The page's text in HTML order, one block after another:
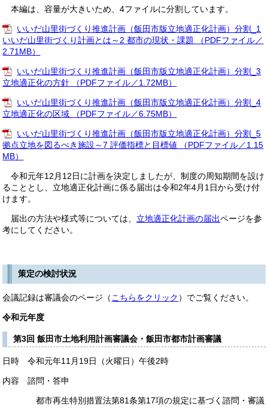
本編は、容量が大きいため、4ファイルに分割しています。
いいだ山里街づくり推進計画（飯田市版立地適正化計画）分割_1
いいだ山里街づくり計画とは～2 都市の現状・課題 （PDFファイル／
2.71MB）
いいだ山里街づくり推進計画（飯田市版立地適正化計画）分割_3
立地適正化の方針 （PDFファイル／1.72MB）
いいだ山里街づくり推進計画（飯田市版立地適正化計画）分割_4
立地適正化の区域 （PDFファイル／6.75MB）
いいだ山里街づくり推進計画（飯田市版立地適正化計画）分割_5
拠点立地を図るべき施設～7 評価指標と目標値 （PDFファイル／1.15
MB）
令和元年12月12日に計画を決定しましたが、制度の周知期間を設け
ることとし、立地適正化計画に係る届出は令和2年4月1日から受け付
けます。
届出の方法や様式等については、 立地適正化計画の届出ページを参
考にしてください。
策定の検討状況
会議記録は審議会のページ（ こちらをクリック ）でご覧ください。
令和元年度
第3回 飯田市土地利用計画審議会・飯田市都市計画審議
日時 令和元年11月19日（火曜日）午後2時
内容 諮問・答申
都市再生特別措置法第81条第17項の規定に基づく諮問・審議